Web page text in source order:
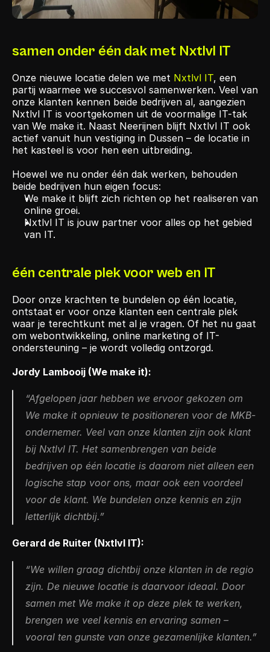
samen onder één dak met Nxtlvl IT
Onze nieuwe locatie delen we met Nxtlvl IT, een
partij waarmee we succesvol samenwerken. Veel van
onze klanten kennen beide bedrijven al, aangezien
Nxtlvl IT is voortgekomen uit de voormalige IT-tak
van We make it. Naast Neerijnen blijft Nxtlvl IT ook
actief vanuit hun vestiging in Dussen – de locatie in
het kasteel is voor hen een uitbreiding.
Hoewel we nu onder één dak werken, behouden
beide bedrijven hun eigen focus:
We make it blijft zich richten op het realiseren van
online groei.
Nxtlvl IT is jouw partner voor alles op het gebied
van IT.
één centrale plek voor web en IT
Door onze krachten te bundelen op één locatie,
ontstaat er voor onze klanten een centrale plek
waar je terechtkunt met al je vragen. Of het nu gaat
om webontwikkeling, online marketing of IT-
ondersteuning – je wordt volledig ontzorgd.
Jordy Lambooij (We make it):
“Afgelopen jaar hebben we ervoor gekozen om
We make it opnieuw te positioneren voor de MKB-
ondernemer. Veel van onze klanten zijn ook klant
bij Nxtlvl IT. Het samenbrengen van beide
bedrijven op één locatie is daarom niet alleen een
logische stap voor ons, maar ook een voordeel
voor de klant. We bundelen onze kennis en zijn
letterlijk dichtbij.”
Gerard de Ruiter (Nxtlvl IT):
“We willen graag dichtbij onze klanten in de regio
zijn. De nieuwe locatie is daarvoor ideaal. Door
samen met We make it op deze plek te werken,
brengen we veel kennis en ervaring samen –
vooral ten gunste van onze gezamenlijke klanten.”